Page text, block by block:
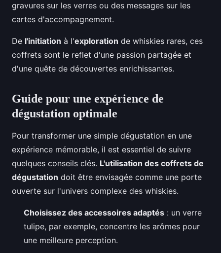
gravures sur les verres ou des messages sur les
cartes d'accompagnement.
De l'initiation à l'exploration de whiskies rares, ces
coffrets sont le reflet d'une passion partagée et
d'une quête de découvertes enrichissantes.
Guide pour une expérience de
dégustation optimale
Pour transformer une simple dégustation en une
expérience mémorable, il est essentiel de suivre
quelques conseils clés. L'utilisation des coffrets de
dégustation doit être envisagée comme une porte
ouverte sur l'univers complexe des whiskies.
Choisissez des accessoires adaptés : un verre
tulipe, par exemple, concentre les arômes pour
une meilleure perception.